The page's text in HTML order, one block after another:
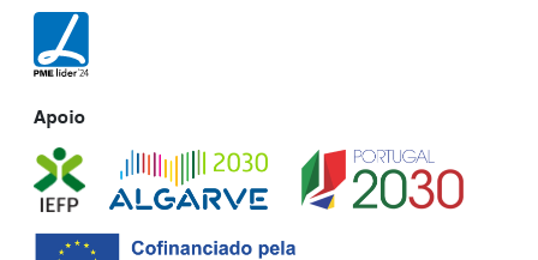
Apoio